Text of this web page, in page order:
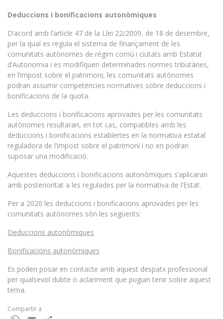
Deduccions i bonificacions autonòmiques
D’acord amb l’article 47 de la Llei 22/2009, de 18 de desembre,
per la qual es regula el sistema de finançament de les
comunitats autònomes de règim comú i ciutats amb Estatut
d’Autonomia i es modifiquen determinades normes tributàries,
en l’impost sobre el patrimoni, les comunitats autònomes
podran assumir competències normatives sobre deduccions i
bonificacions de la quota.
Les deduccions i bonificacions aprovades per les comunitats
autònomes resultaran, en tot cas, compatibles amb les
deduccions i bonificacions establertes en la normativa estatal
reguladora de l’impost sobre el patrimoni i no en podran
suposar una modificació.
Aquestes deduccions i bonificacions autonòmiques s’aplicaran
amb posterioritat a les regulades per la normativa de l’Estat.
Per a 2020 les deduccions i bonificacions aprovades per les
comunitats autònomes són les següents:
Deduccions autonòmiques
Bonificacions autonòmiques
Es poden posar en contacte amb aquest despatx professional
per qualsevol dubte o aclariment que puguin tenir sobre aquest
tema.
Compartir a